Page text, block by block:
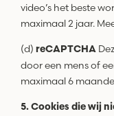
video’s het beste
maximaal 2 jaar.
(d) reCAPTCHA
door een mens of
maximaal 6
5. Cookies die wij